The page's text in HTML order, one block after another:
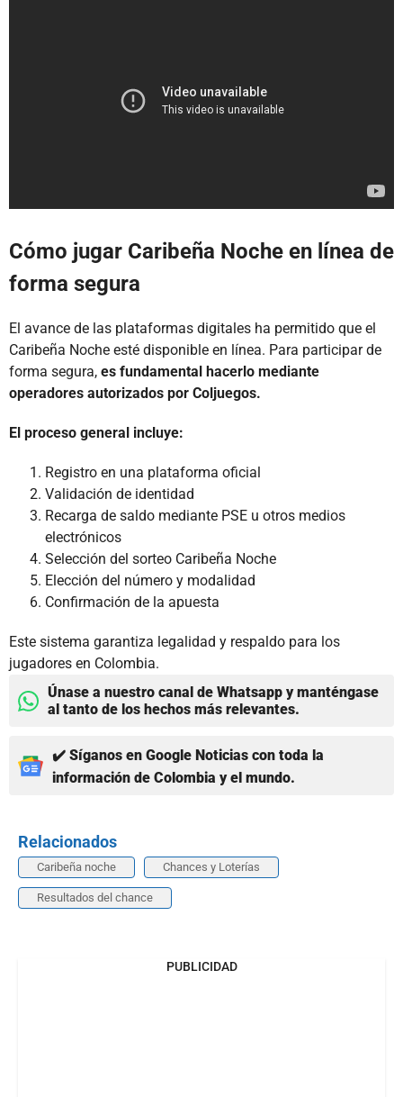
Cómo jugar Caribeña Noche en línea de
forma segura
El avance de las plataformas digitales ha permitido que el
Caribeña Noche esté disponible en línea. Para participar de
forma segura, es fundamental hacerlo mediante
operadores autorizados por Coljuegos.
El proceso general incluye:
Registro en una plataforma oficial
Validación de identidad
Recarga de saldo mediante PSE u otros medios
electrónicos
Selección del sorteo Caribeña Noche
Elección del número y modalidad
Confirmación de la apuesta
Este sistema garantiza legalidad y respaldo para los
jugadores en Colombia.
Únase a nuestro canal de Whatsapp y manténgase
al tanto de los hechos más relevantes.
✔️ Síganos en Google Noticias con toda la
información de Colombia y el mundo.
Relacionados
Caribeña noche Chances y Loterías
Resultados del chance
PUBLICIDAD